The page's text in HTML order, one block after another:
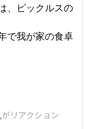
、ピックルスの
で我が家の食卓
がリアクション